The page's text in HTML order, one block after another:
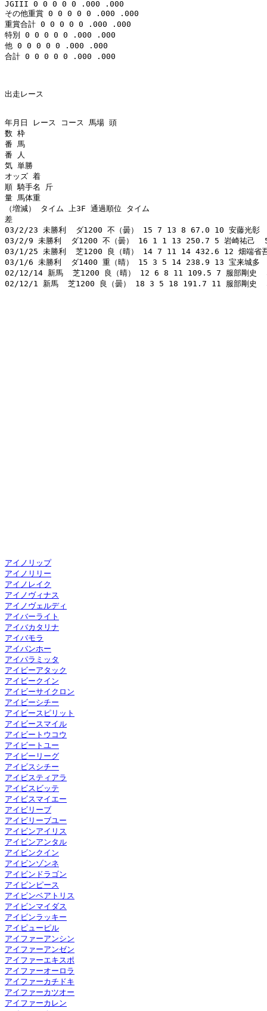
JGIII 0 0 0 0 0 .000 .000
その他重賞 0 0 0 0 0 .000 .000
重賞合計 0 0 0 0 0 .000 .000
特別 0 0 0 0 0 .000 .000
他 0 0 0 0 0 .000 .000
合計 0 0 0 0 0 .000 .000
出走レース
年月日 レース コース 馬場 頭
数 枠
番 馬
番 人
気 単勝
オッズ 着
順 騎手名 斤
量 馬体重
（増減） タイム 上3F 通過順位 タイム
差
03/2/23 未勝利  ダ1200 不（曇） 15 7 13 8 67.0 10 安藤
03/2/9 未勝利  ダ1200 不（曇） 16 1 1 13 250.7 5 岩崎祐
03/1/25 未勝利  芝1200 良（晴） 14 7 11 14 432.6 12 畑
03/1/6 未勝利  ダ1400 重（晴） 15 3 5 14 238.9 13 宝来
02/12/14 新馬  芝1200 良（晴） 12 6 8 11 109.5 7 服部剛
02/12/1 新馬  芝1200 良（曇） 18 3 5 18 191.7 11 服部剛
アイノリップ
アイノリリー
アイノレイク
アイノヴィナス
アイノヴェルディ
アイバーライト
アイバカタリナ
アイバモラ
アイバンホー
アイパラミッタ
アイビーアタック
アイビークイン
アイビーサイクロン
アイビーシチー
アイビースピリット
アイビースマイル
アイビートウコウ
アイビートユー
アイビーリーグ
アイビスシチー
アイビスティアラ
アイビスビッテ
アイビスマイエー
アイビリーブ
アイビリーブユー
アイビンアイリス
アイビンアンタル
アイビンクイン
アイビンゾンネ
アイビンドラゴン
アイビンピース
アイビンベアトリス
アイビンマイダス
アイビンラッキー
アイピューピル
アイファーアンシン
アイファーアンゼン
アイファーエキスポ
アイファーオーロラ
アイファーカチドキ
アイファーカツオー
アイファーカレン